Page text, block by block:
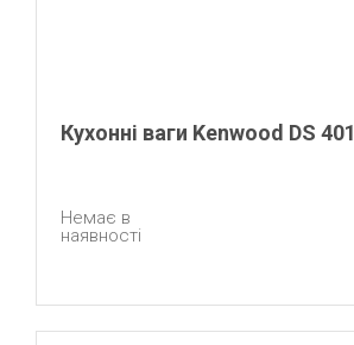
Кухонні ваги Kenwood DS 401
Немає в
наявності